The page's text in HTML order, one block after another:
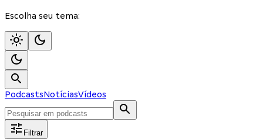
Escolha seu tema:
PodcastsNotíciasVídeos
Filtrar